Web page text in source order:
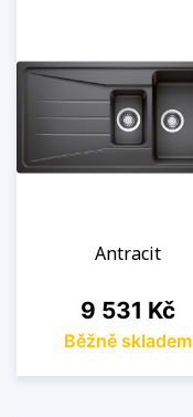
Antracit
Cena
9 531 Kč
Běžně skladem